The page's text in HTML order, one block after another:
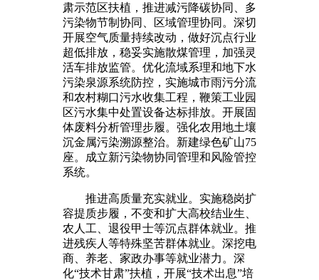
肃示范区扶植，推进减污降碳协同、多
污染物节制协同、区域管理协同。深切
开展空气质量持续改动，做好沉点行业
超低排放，稳妥实施散煤管理，加强灵
活车排放监管。优化流域系理和地下水
污染泉源系统防控，实施城市雨污分流
和农村糊口污水收集工程，鞭策工业园
区污水集中处置设备达标排放。开展固
体废料分析管理步履。强化农用地土壤
沉金属污染溯源整治。新建绿色矿山75
座。成立新污染物协同管理和风险管控
系统。
推进高质量充实就业。实施稳岗扩
容提质步履，不变和扩大高校结业生、
农人工、退役甲士等沉点群体就业。推
进残疾人等特殊坚苦群体就业。深挖电
商、养老、家政办事等就业潜力。深
化“技术甘肃”扶植，开展“技术出息”培